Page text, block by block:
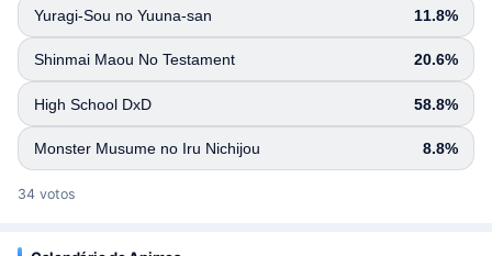
Yuragi-Sou no Yuuna-san 11.8%
Shinmai Maou No Testament 20.6%
High School DxD 58.8%
Monster Musume no Iru Nichijou 8.8%
34 votos